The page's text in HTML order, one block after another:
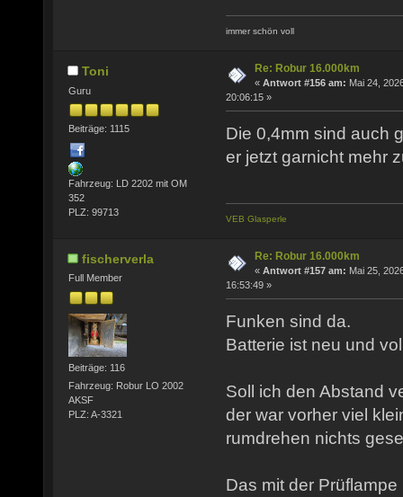
immer schön voll
Toni
Guru
Beiträge: 1115
Fahrzeug: LD 2202 mit OM
352
PLZ: 99713
Re: Robur 16.000km
« Antwort #156 am: Mai 24,
20:06:15 »
Die 0,4mm sind auch
er jetzt garnicht mehr
VEB Glasperle
fischerverla
Full Member
Beiträge: 116
Fahrzeug: Robur LO 2002
AKSF
PLZ: A-3321
Re: Robur 16.000km
« Antwort #157 am: Mai 25,
16:53:49 »
Funken sind da.
Batterie ist neu und
Soll ich den Abstand
der war vorher viel
rumdrehen nichts
Das mit der